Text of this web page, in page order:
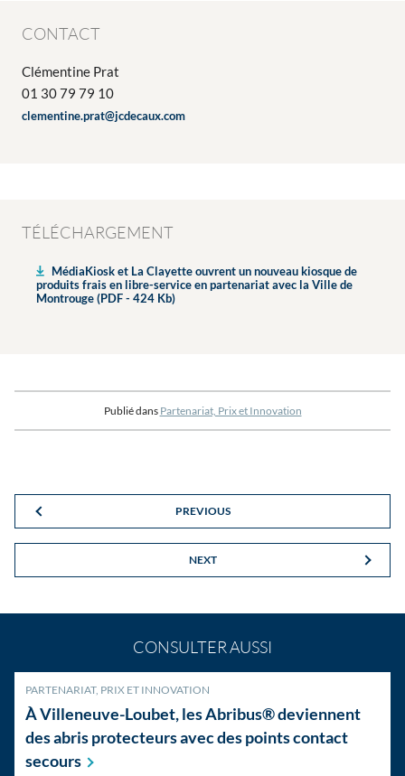
CONTACT
Clémentine Prat
01 30 79 79 10
clementine.prat@jcdecaux.com
TÉLÉCHARGEMENT
MédiaKiosk et La Clayette ouvrent un nouveau kiosque de
produits frais en libre-service en partenariat avec la Ville de
Montrouge (PDF - 424 Kb)
Publié dans Partenariat, Prix et Innovation
PREVIOUS
NEXT
CONSULTER AUSSI
PARTENARIAT, PRIX ET INNOVATION
À Villeneuve-Loubet, les Abribus® deviennent
des abris protecteurs avec des points contact
secours